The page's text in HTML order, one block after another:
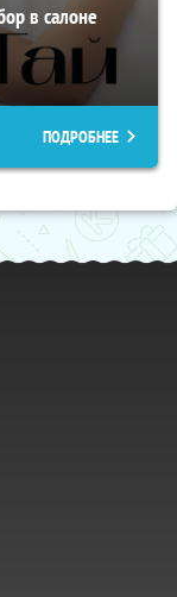
в салоне
ПОДРОБНЕЕ